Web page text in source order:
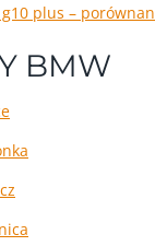
plus –
BMW